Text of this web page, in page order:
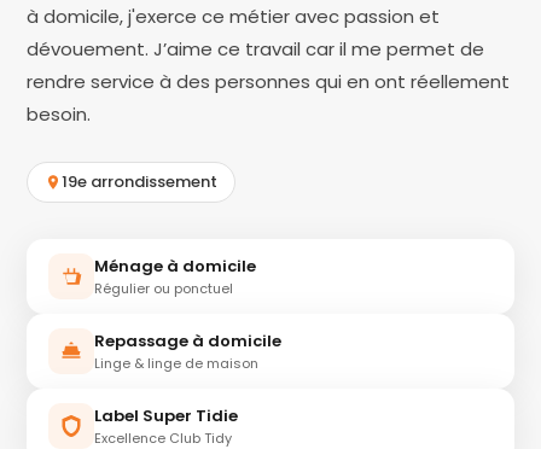
à domicile, j'exerce ce métier avec passion et
dévouement. J’aime ce travail car il me permet de
rendre service à des personnes qui en ont réellement
besoin.
19e arrondissement
Ménage à domicile
Régulier ou ponctuel
Repassage à domicile
Linge & linge de maison
Label Super Tidie
Excellence Club Tidy